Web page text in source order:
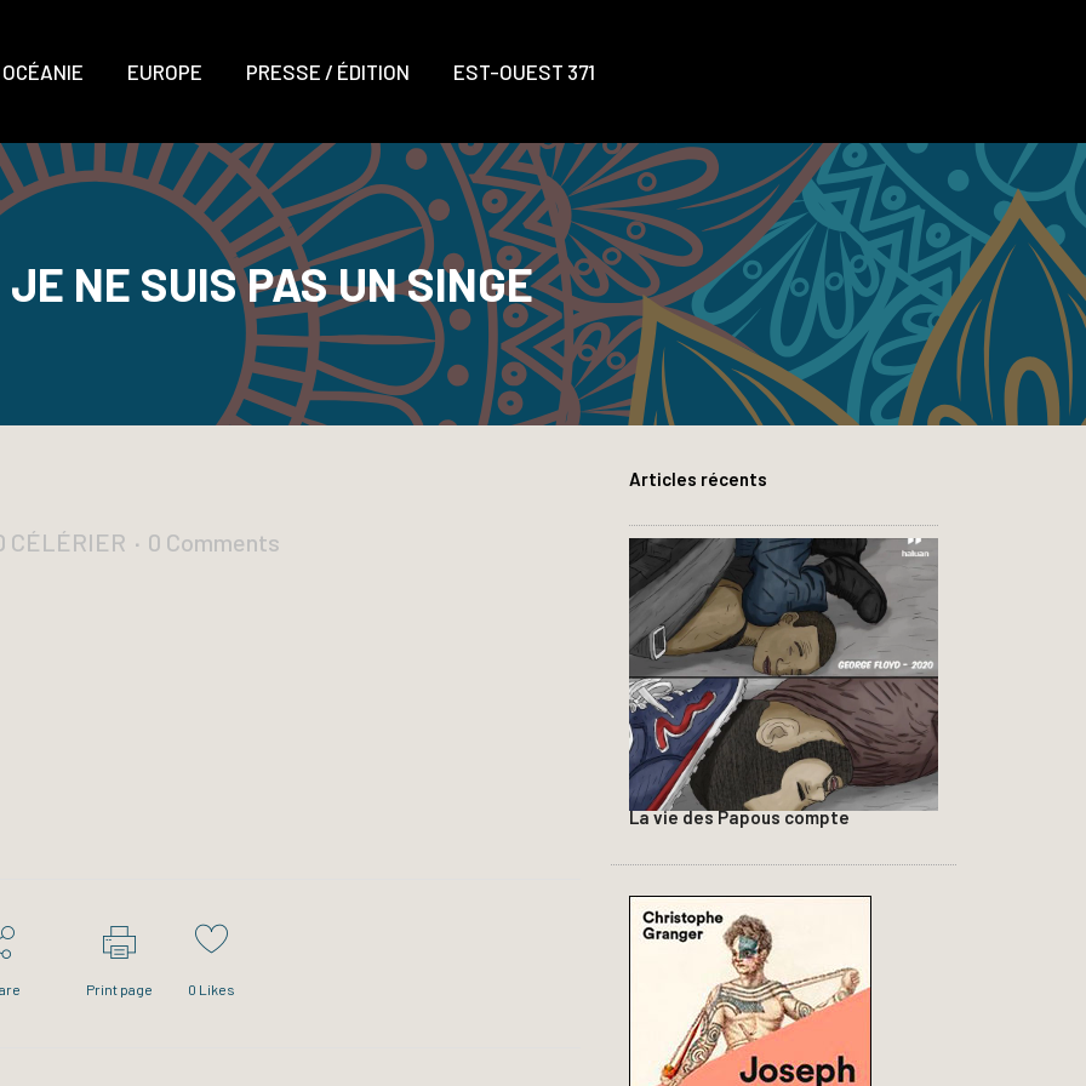
OCÉANIE EUROPE PRESSE / ÉDITION EST-OUEST 371
JE NE SUIS PAS UN SINGE
CÉLÉRIER 0 Comments
Print page 0 Likes
Articles récents
La vie des Papous compte